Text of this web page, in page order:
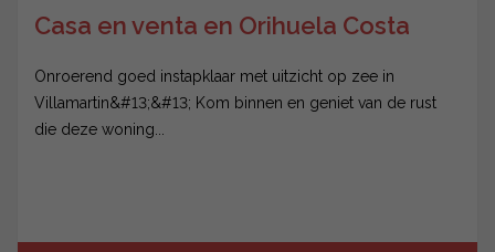
Casa en venta en Orihuela Costa
Onroerend goed instapklaar met uitzicht op zee in
Villamartin&#13;&#13; Kom binnen en geniet van de rust
die deze woning...